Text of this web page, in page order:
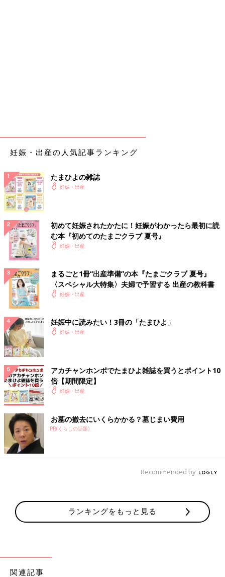
ます。私は放心状態でそれをながめていました。
長男を無事出産！退院時には完全母乳のお墨つきも
破水から約50時間後、長男は無事産声をあげました。私はその瞬
間から涙が止まらず、しばらく助産師さんの手を離すことができ
ませんでした。ここでようやく、私自身が不安でたまらなかった
のだと気がつきました。初めてわが子を自分の手で抱っこできた
のは、出産翌日の午後。やっと抱っこできたという安堵や感動、
本当は自分が1番に抱っこしたかったのにという悔しさに似た思
い、トイレに行くことにも一苦労な体で赤ちゃんのお世話ができ
るのだろうかという不安など、いろいろな思いが入り交じりまし
た。それでも退院のときには、助産師さんに「完全母乳でも問題
なさそうですね」と言ってもらえるほど回復しました。
いま思えば、破水未遂騒動があってから1週間、破水してから2日
間のあいだに、なぜ 帝王切開
す。本当に最後の最後まで、通常分娩で産むものだと思っていま
した。出産当初は自然分娩で産めなかった複雑な気持ちもありま
したが、数ヶ月後には自然と「元気に生まれてきてくれてよかっ
た」という気持ちになっていました。出産は予定通りにはいかな
いもの。だからこそ出産は「奇跡」といわれるのでしょうね。
■関連：出産時に帝王切開術が必要になるケースとは？ 費用や手
術までの流れも紹介
[くろみつ ＊ プロフィール]
夫と子ども2人と暮らすアラフォー専業主婦。2014年に長男、
2018年に次男を出産しました。
もうひとり女の子が欲しいと思いつつ、いろいろ考えると厳しい
す。
産
妊娠・出産の人気記事ランキング
たまひよの雑誌
妊娠・出産
初めて妊娠されたかたに！妊娠がわかったら最初に読
む本『初めてのたまごクラブ 夏号』
妊娠・出産
まるごと1冊“出産準備”の本『たまごクラブ 夏号』
〈スペシャル大特集〉夫婦で予習する 出産の教科書
妊娠・出産
妊娠中に読みたい！3冊の「たまひよ」
妊娠・出産
アカチャンホンポでたまひよ雑誌を買うとポイント10
倍【期間限定】
妊娠・出産
お墓の撤去にいくらかかる？墓じまい費用
PR(くらしの話題)
Recommended by
ランキングをもっと見る
関連記事